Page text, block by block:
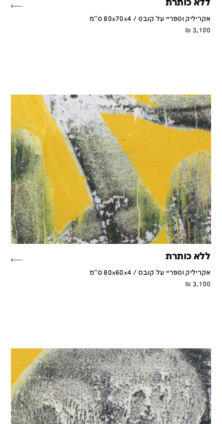
ללא כותרת
אקריליק וספריי על קנבס / 80x70x4 ס''מ
3,100
₪
ללא כותרת
אקריליק וספריי על קנבס / 80x60x4 ס''מ
3,100
₪